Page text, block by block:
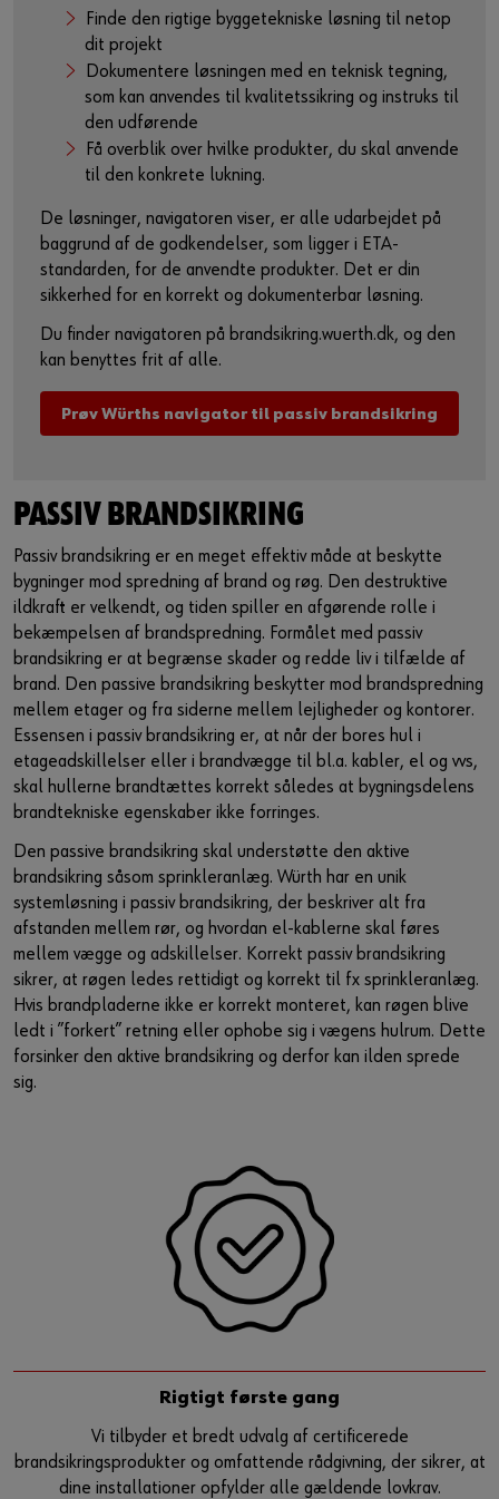
Finde den rigtige byggetekniske løsning til netop
dit projekt​
Dokumentere løsningen med en teknisk tegning,
som kan anvendes til kvalitetssikring og instruks til
den udførende​
Få overblik over hvilke produkter, du skal anvende
til den konkrete lukning.​
De løsninger, navigatoren viser, er alle udarbejdet på
baggrund af de godkendelser, som ligger i ETA-
standarden, for de anvendte produkter. Det er din
sikkerhed for en korrekt og dokumenterbar løsning.​
Du finder navigatoren på brandsikring.wuerth.dk, og den
kan benyttes frit af alle.​
Prøv Würths navigator til passiv brandsikring
PASSIV BRANDSIKRING
Passiv brandsikring er en meget effektiv måde at beskytte
bygninger mod spredning af brand og røg. Den destruktive
ildkraft er velkendt, og tiden spiller en afgørende rolle i
bekæmpelsen af brandspredning. Formålet med passiv
brandsikring er at begrænse skader og redde liv i tilfælde af
brand. Den passive brandsikring beskytter mod brandspredning
mellem etager og fra siderne mellem lejligheder og kontorer.
Essensen i passiv brandsikring er, at når der bores hul i
etageadskillelser eller i brandvægge til bl.a. kabler, el og vvs,
skal hullerne brandtættes korrekt således at bygningsdelens
brandtekniske egenskaber ikke forringes.
Den passive brandsikring skal understøtte den aktive
brandsikring såsom sprinkleranlæg. Würth har en unik
systemløsning i passiv brandsikring, der beskriver alt fra
afstanden mellem rør, og hvordan el-kablerne skal føres
mellem vægge og adskillelser. Korrekt passiv brandsikring
sikrer, at røgen ledes rettidigt og korrekt til fx sprinkleranlæg.
Hvis brandpladerne ikke er korrekt monteret, kan røgen blive
ledt i ”forkert” retning eller ophobe sig i vægens hulrum. Dette
forsinker den aktive brandsikring og derfor kan ilden sprede
sig.
Rigtigt første gang
Vi tilbyder et bredt udvalg af certificerede
brandsikringsprodukter og omfattende rådgivning, der sikrer, at
dine installationer opfylder alle gældende lovkrav.